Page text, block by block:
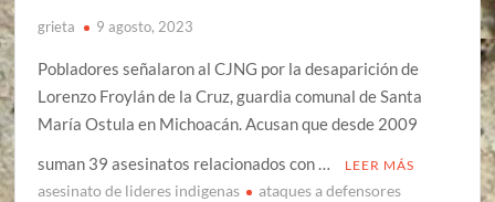
grieta 9 agosto, 2023
Pobladores señalaron al CJNG por la desaparición de
Lorenzo Froylán de la Cruz, guardia comunal de Santa
María Ostula en Michoacán. Acusan que desde 2009
suman 39 asesinatos relacionados con …
LEER MÁS
asesinato de lideres indigenas
ataques a defensores